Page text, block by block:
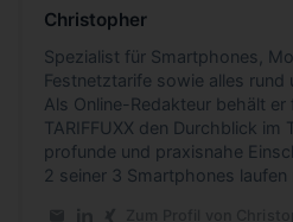
Christopher
Spezialist für Smartphones,
Festnetztarife sowie alles rund
Als Online-Redakteur behält er
TARIFFUXX den Durchblick
profunde und praxisnahe
2 seiner 3 Smartphones laufen